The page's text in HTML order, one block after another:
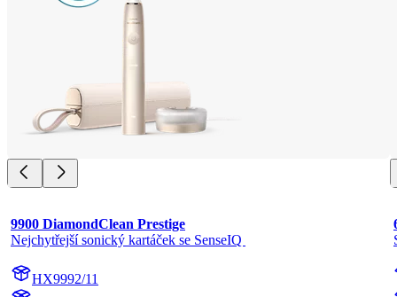
9900 DiamondClean Prestige
Nejchytřejší sonický kartáček se SenseIQ
HX9992/11